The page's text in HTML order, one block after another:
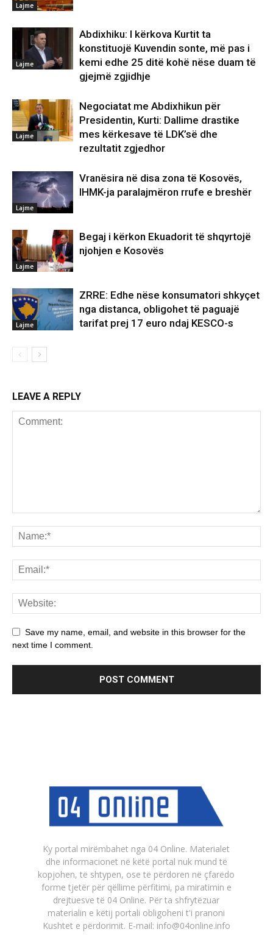
Lajme
Lajme
Abdixhiku: I kërkova Kurtit ta
konstituojë Kuvendin sonte, më pas i
kemi edhe 25 ditë kohë nëse duam të
gjejmë zgjidhje
Lajme
Negociatat me Abdixhikun për
Presidentin, Kurti: Dallime drastike
mes kërkesave të LDK’së dhe
rezultatit zgjedhor
Lajme
Vranësira në disa zona të Kosovës,
IHMK-ja paralajmëron rrufe e breshër
Lajme
Begaj i kërkon Ekuadorit të shqyrtojë
njohjen e Kosovës
Lajme
ZRRE: Edhe nëse konsumatori shkyçet
nga distanca, obligohet të paguajë
tarifat prej 17 euro ndaj KESCO-s
LEAVE A REPLY
Save my name, email, and website in this browser for the
next time I comment.
Ky portal mirëmbahet nga 04 Online. Materialet
dhe informacionet në këtë portal nuk mund të
kopjohen, të shtypen, ose të përdoren në çfarëdo
forme tjetër për qëllime përfitimi, pa miratimin e
drejtuesve të 04 Online. Për ta shfrytëzuar
materialin e këtij portali obligoheni t'i pranoni
Kushtet e përdorimit. E-mail: info@04online.info